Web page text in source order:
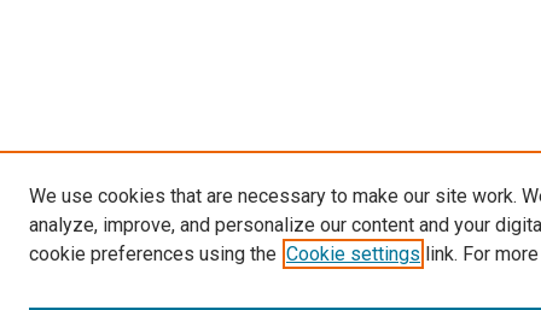
We use cookies that are necessary to make our site work.
analyze, improve, and personalize our content and your
cookie preferences using the Cookie settings link. For